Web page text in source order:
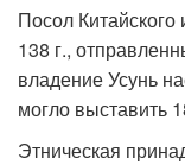
Посол
138 г.,
владение Усунь
могло выставить
Этническая